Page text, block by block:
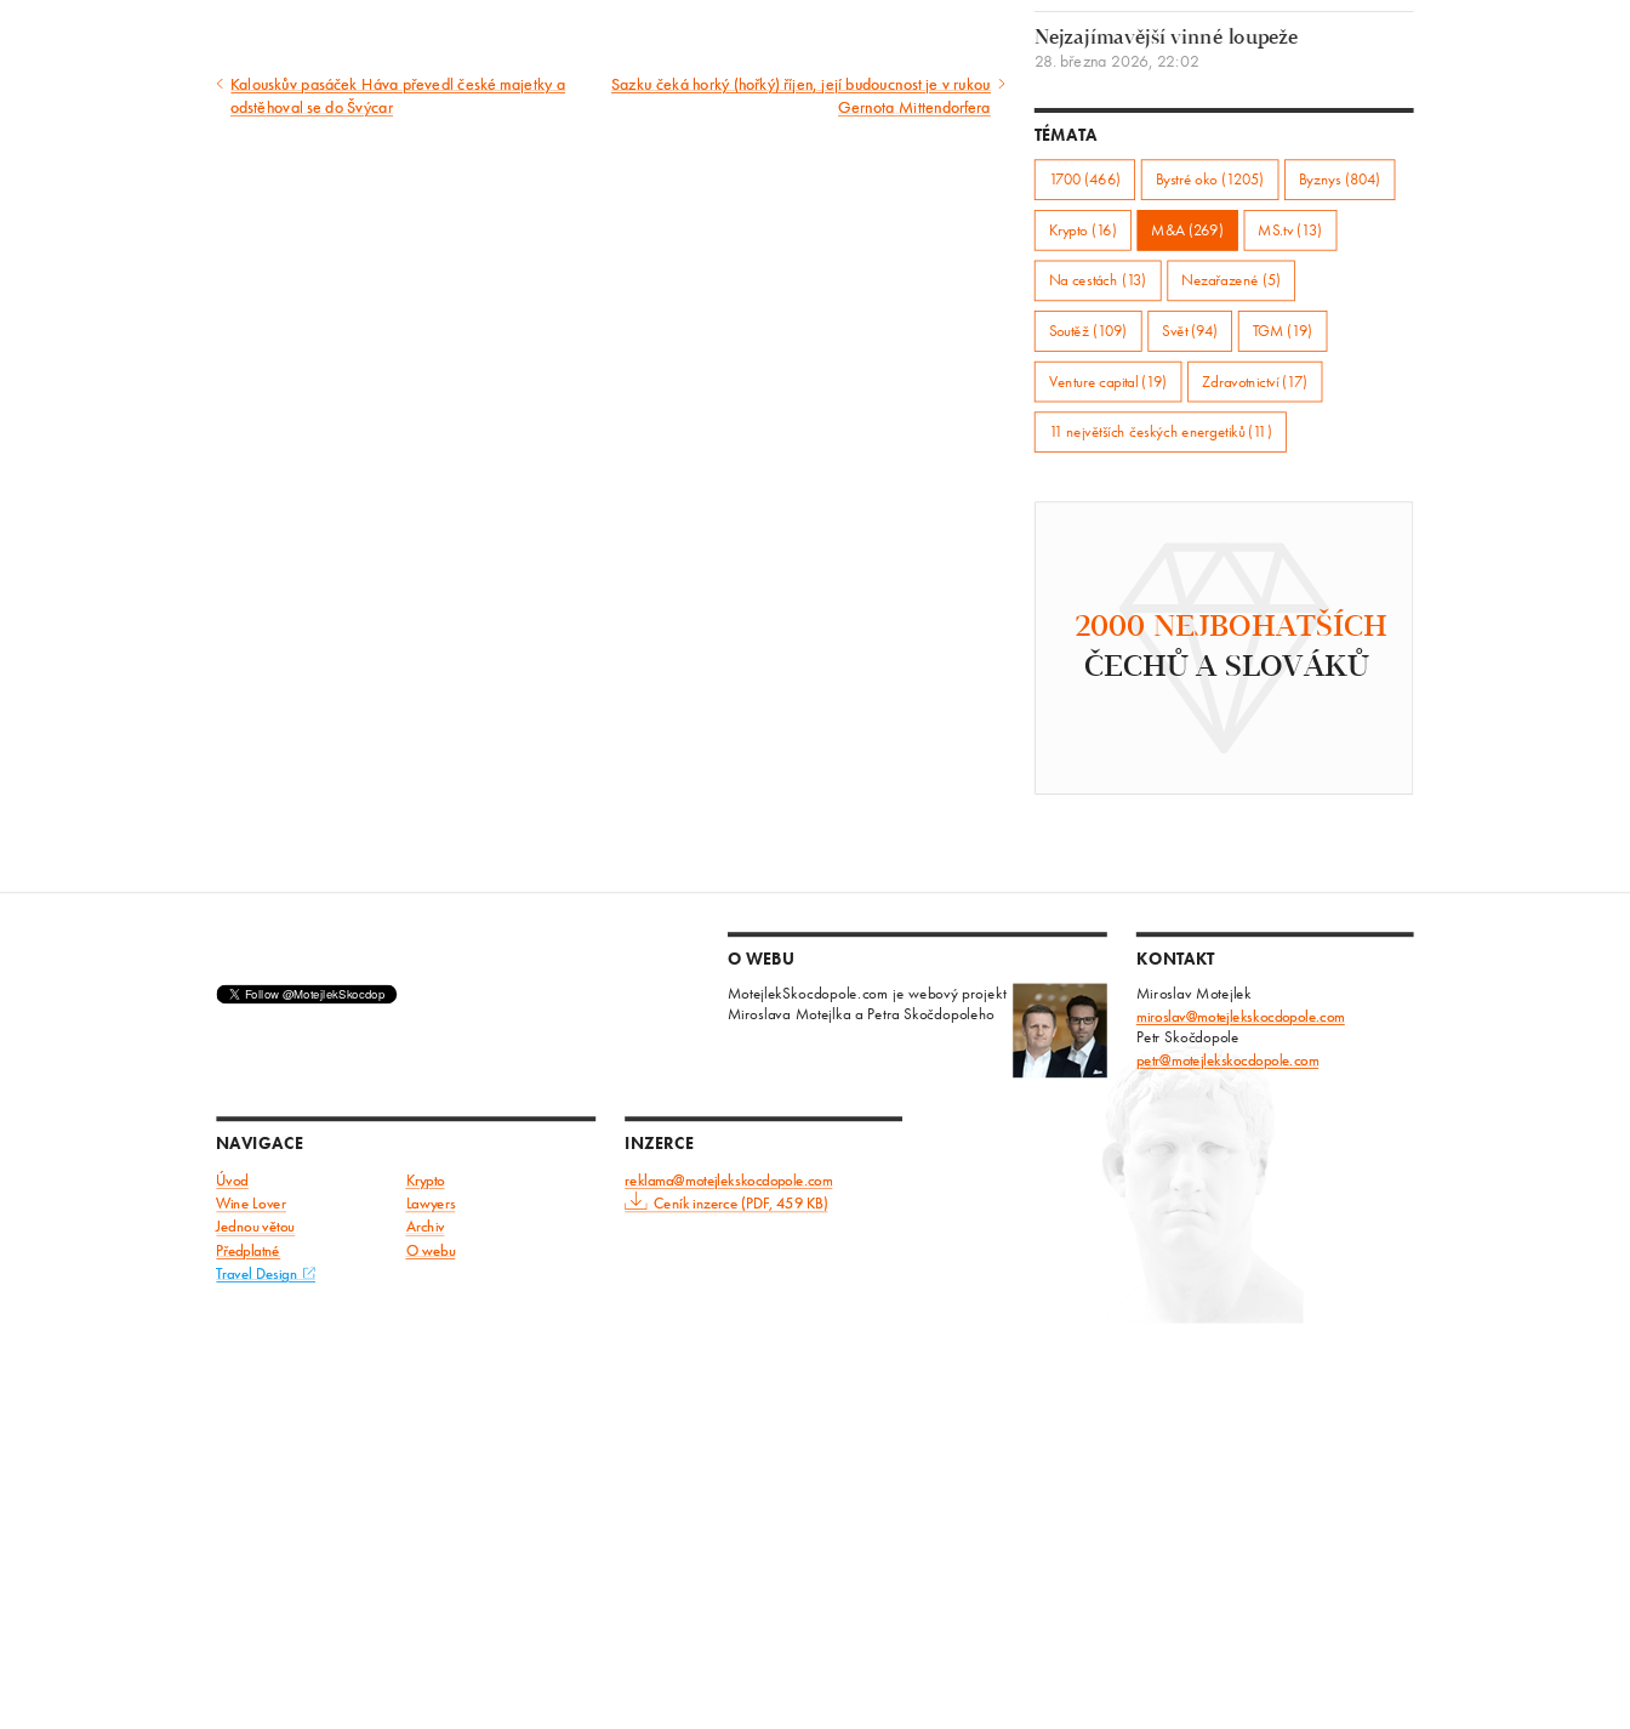
Předcházející
Kalouskův pasáček Háva převedl české majetky a
odstěhoval se do Švýcar Následující
Sazku čeká horký (hořký) říjen, její budoucnost je v rukou
Gernota Mittendorfera
Nejzajímavější vinné loupeže
28. března 2026, 22:02
TÉMATA
1700 (466) Bystré oko (1205) Byznys (804)
Krypto (16) M&A (269) MS.tv (13)
Na cestách (13) Nezařazené (5)
Soutěž (109) Svět (94) TGM (19)
Venture capital (19) Zdravotnictví (17)
11 největších českých energetiků (11)
2000 NEJBOHATŠÍCH
ČECHŮ A SLOVÁKŮ
O WEBU
MotejlekSkocdopole.com je webový projekt
Miroslava Motejlka a Petra Skočdopoleho
KONTAKT
Miroslav Motejlek
miroslav@motejlekskocdopole.com
Petr Skočdopole
petr@motejlekskocdopole.com
NAVIGACE
Úvod Krypto
Wine Lover
Lawyers
Jednou větou
Archiv
Předplatné O webu
Travel Design
INZERCE
reklama@motejlekskocdopole.com
Ceník inzerce (PDF, 459 KB)